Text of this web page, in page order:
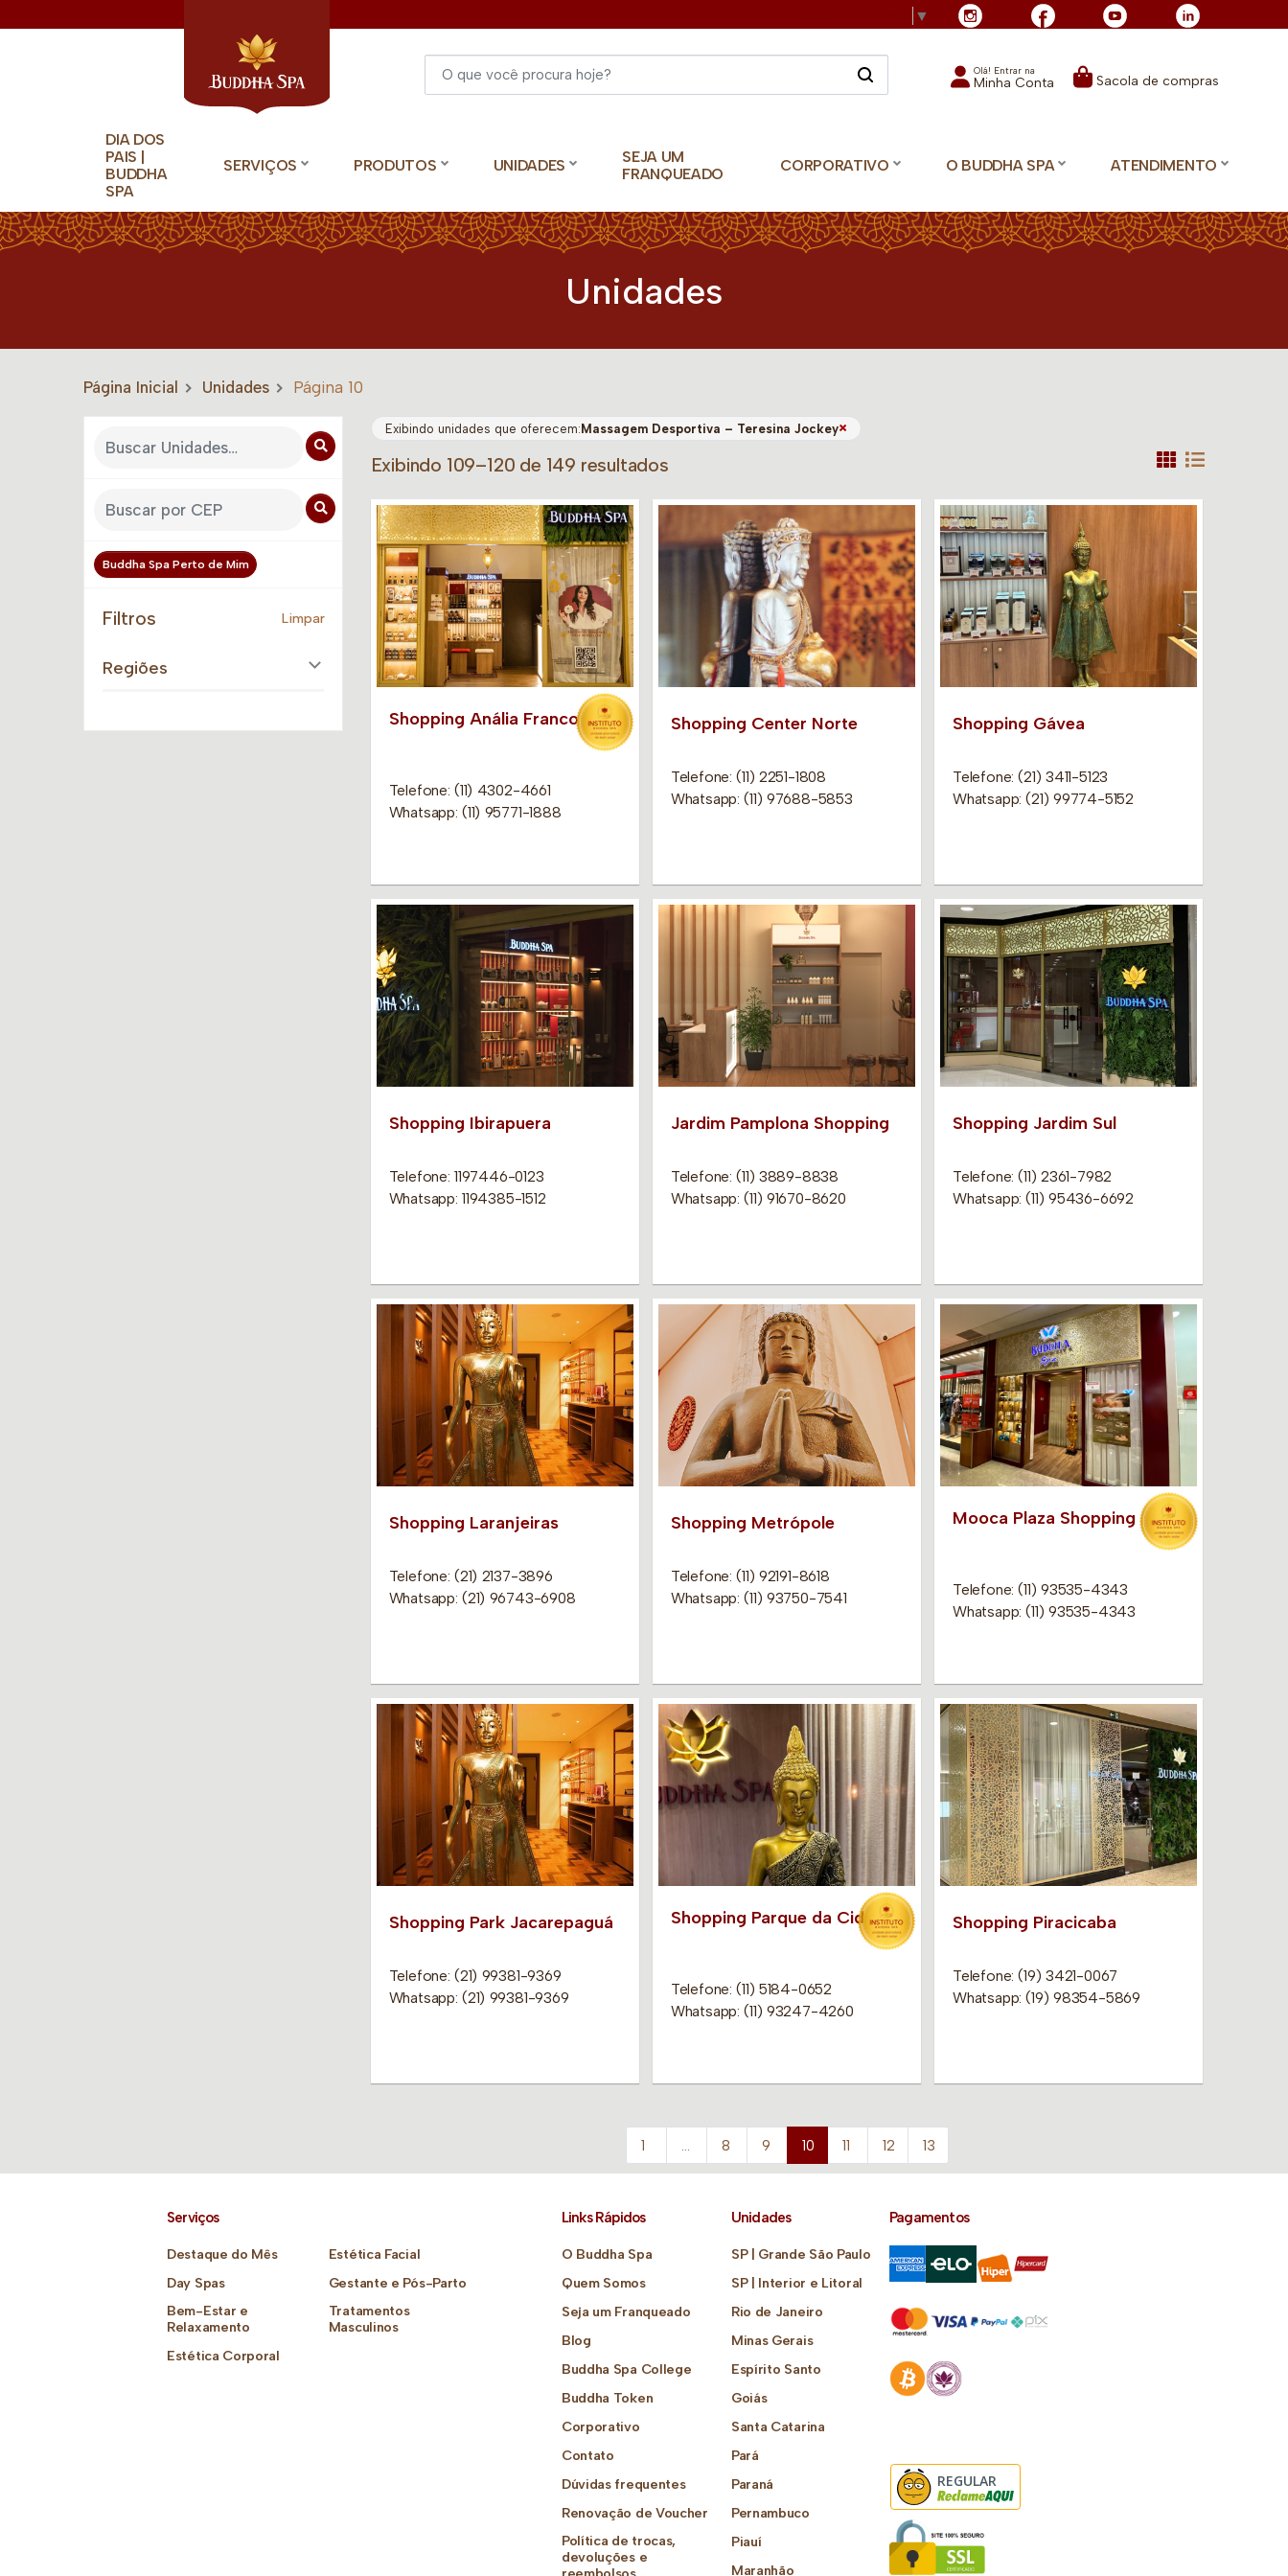
▼
Olá! Entrar na
Minha Conta Sacola de compras
DIA DOS
PAIS |
BUDDHA
SPA
SERVIÇOS PRODUTOS UNIDADES
SEJA UM
FRANQUEADO
CORPORATIVO O BUDDHA SPA ATENDIMENTO
Unidades
Página Inicial Unidades Página 10
Buddha Spa Perto de Mim
Filtros Limpar
Regiões
Exibindo unidades que oferecem:Massagem Desportiva – Teresina Jockey×
Exibindo 109–120 de 149 resultados
Shopping Anália Franco
Telefone: (11) 4302-4661
Whatsapp: (11) 95771-1888
Shopping Center Norte
Telefone: (11) 2251-1808
Whatsapp: (11) 97688-5853
Shopping Gávea
Telefone: (21) 3411-5123
Whatsapp: (21) 99774-5152
Shopping Ibirapuera
Telefone: 1197446-0123
Whatsapp: 1194385-1512
Jardim Pamplona Shopping
Telefone: (11) 3889-8838
Whatsapp: (11) 91670-8620
Shopping Jardim Sul
Telefone: (11) 2361-7982
Whatsapp: (11) 95436-6692
Shopping Laranjeiras
Telefone: (21) 2137-3896
Whatsapp: (21) 96743-6908
Shopping Metrópole
Telefone: (11) 92191-8618
Whatsapp: (11) 93750-7541
Mooca Plaza Shopping
Telefone: (11) 93535-4343
Whatsapp: (11) 93535-4343
Shopping Park Jacarepaguá
Telefone: (21) 99381-9369
Whatsapp: (21) 99381-9369
Shopping Parque da Cidade
Telefone: (11) 5184-0652
Whatsapp: (11) 93247-4260
Shopping Piracicaba
Telefone: (19) 3421-0067
Whatsapp: (19) 98354-5869
1 8 9 10 11 12 13
Serviços
Destaque do Mês
Day Spas
Bem-Estar e
Relaxamento
Estética Corporal
Estética Facial
Gestante e Pós-Parto
Tratamentos
Masculinos
Links Rápidos
O Buddha Spa
Quem Somos
Seja um Franqueado
Blog
Buddha Spa College
Buddha Token
Corporativo
Contato
Dúvidas frequentes
Renovação de Voucher
Política de trocas,
devoluções e
Unidades
SP | Grande São Paulo
SP | Interior e Litoral
Rio de Janeiro
Minas Gerais
Espírito Santo
Goiás
Santa Catarina
Pará
Paraná
Pernambuco
Piauí
Maranhão
Pagamentos
REGULAR